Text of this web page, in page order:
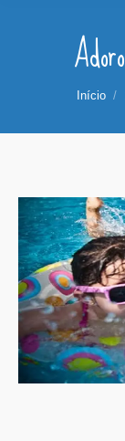
Você está aqui:
Início